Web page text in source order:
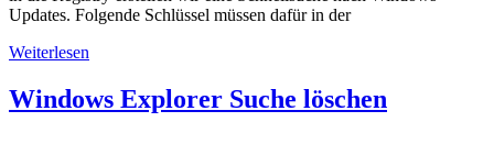
Updates. Folgende Schlüssel müssen dafür in der
Weiterlesen
Windows Explorer Suche löschen